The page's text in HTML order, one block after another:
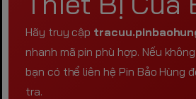
Hãy truy cập
nhanh mã pin phù hợp. Nếu
bạn có thể liên hệ Pin Bảo Hùng
tra.